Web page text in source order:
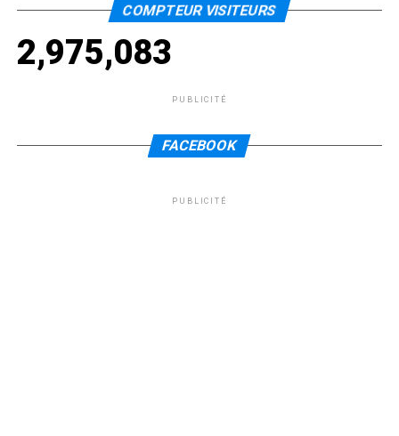
COMPTEUR VISITEURS
2,975,083
PUBLICITÉ
FACEBOOK
PUBLICITÉ